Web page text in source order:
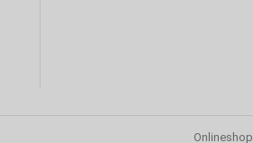
Onlineshop